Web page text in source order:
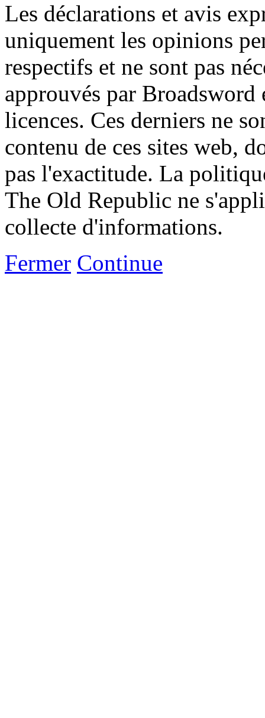
Les déclarations et avis
uniquement les opinions
respectifs et ne sont pas
approuvés par
licences. Ces derniers ne
contenu de ces sites web,
pas l'exactitude. La
The Old Republic ne
collecte d'informations.
Fermer Continue